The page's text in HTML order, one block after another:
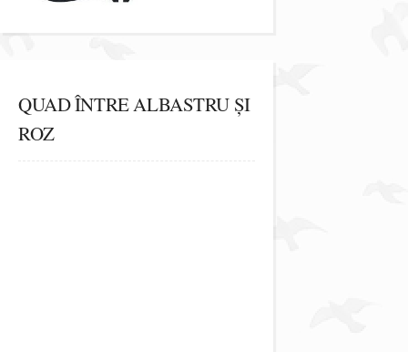
QUAD ÎNTRE ALBASTRU ȘI
ROZ